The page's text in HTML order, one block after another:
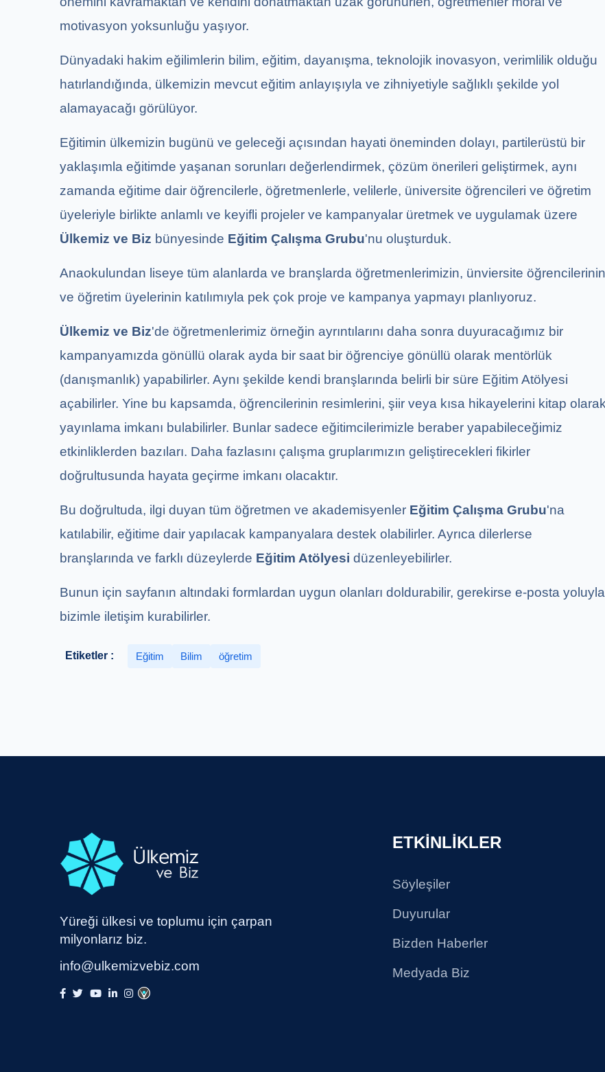
motivasyon yoksunluğu yaşıyor.
Dünyadaki hakim eğilimlerin bilim, eğitim, dayanışma, teknolojik inovasyon, verimlilik olduğu
hatırlandığında, ülkemizin mevcut eğitim anlayışıyla ve zihniyetiyle sağlıklı şekilde yol
alamayacağı görülüyor.
Eğitimin ülkemizin bugünü ve geleceği açısından hayati öneminden dolayı, partilerüstü bir
yaklaşımla eğitimde yaşanan sorunları değerlendirmek, çözüm önerileri geliştirmek, aynı
zamanda eğitime dair öğrencilerle, öğretmenlerle, velilerle, üniversite öğrencileri ve öğretim
üyeleriyle birlikte anlamlı ve keyifli projeler ve kampanyalar üretmek ve uygulamak üzere
Ülkemiz ve Biz bünyesinde Eğitim Çalışma Grubu'nu oluşturduk.
Anaokulundan liseye tüm alanlarda ve branşlarda öğretmenlerimizin, ünviersite öğrencilerinin
ve öğretim üyelerinin katılımıyla pek çok proje ve kampanya yapmayı planlıyoruz.
Ülkemiz ve Biz'de öğretmenlerimiz örneğin ayrıntılarını daha sonra duyuracağımız bir
kampanyamızda gönüllü olarak ayda bir saat bir öğrenciye gönüllü olarak mentörlük
(danışmanlık) yapabilirler. Aynı şekilde kendi branşlarında belirli bir süre Eğitim Atölyesi
açabilirler. Yine bu kapsamda, öğrencilerinin resimlerini, şiir veya kısa hikayelerini kitap olarak
yayınlama imkanı bulabilirler. Bunlar sadece eğitimcilerimizle beraber yapabileceğimiz
etkinliklerden bazıları. Daha fazlasını çalışma gruplarımızın geliştirecekleri fikirler
doğrultusunda hayata geçirme imkanı olacaktır.
Bu doğrultuda, ilgi duyan tüm öğretmen ve akademisyenler Eğitim Çalışma Grubu'na
katılabilir, eğitime dair yapılacak kampanyalara destek olabilirler. Ayrıca dilerlerse
branşlarında ve farklı düzeylerde Eğitim Atölyesi düzenleyebilirler.
Bunun için sayfanın altındaki formlardan uygun olanları doldurabilir, gerekirse e-posta yoluyla
bizimle iletişim kurabilirler.
Etiketler : Eğitim Bilim öğretim
Yüreği ülkesi ve toplumu için çarpan
milyonlarız biz.
info@ulkemizvebiz.com
ETKİNLİKLER
Söyleşiler
Duyurular
Bizden Haberler
Medyada Biz